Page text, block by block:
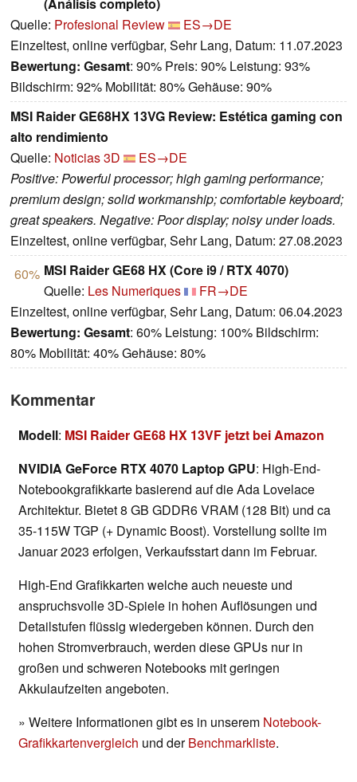
Quelle: Profesional Review
ES→DE
Einzeltest, online verfügbar, Sehr Lang, Datum: 11.07.2023
Bewertung: Gesamt: 90% Preis: 90% Leistung: 93%
Bildschirm: 92% Mobilität: 80% Gehäuse: 90%
MSI Raider GE68HX 13VG Review: Estética gaming con
alto rendimiento
Quelle: Noticias 3D
ES→DE
Positive: Powerful processor; high gaming performance;
premium design; solid workmanship; comfortable keyboard;
great speakers. Negative: Poor display; noisy under loads.
Einzeltest, online verfügbar, Sehr Lang, Datum: 27.08.2023
60% MSI Raider GE68 HX (Core i9 / RTX 4070)
Quelle: Les Numeriques
FR→DE
Einzeltest, online verfügbar, Sehr Lang, Datum: 06.04.2023
Bewertung: Gesamt: 60% Leistung: 100% Bildschirm:
80% Mobilität: 40% Gehäuse: 80%
Kommentar
Modell: MSI Raider GE68 HX 13VF jetzt bei Amazon
NVIDIA GeForce RTX 4070 Laptop GPU: High-End-
Notebookgrafikkarte basierend auf die Ada Lovelace
Architektur. Bietet 8 GB GDDR6 VRAM (128 Bit) und ca
35-115W TGP (+ Dynamic Boost). Vorstellung sollte im
Januar 2023 erfolgen, Verkaufsstart dann im Februar.
High-End Grafikkarten welche auch neueste und
anspruchsvolle 3D-Spiele in hohen Auflösungen und
Detailstufen flüssig wiedergeben können. Durch den
hohen Stromverbrauch, werden diese GPUs nur in
großen und schweren Notebooks mit geringen
Akkulaufzeiten angeboten.
» Weitere Informationen gibt es in unserem Notebook-
Grafikkartenvergleich und derBenchmarkliste.